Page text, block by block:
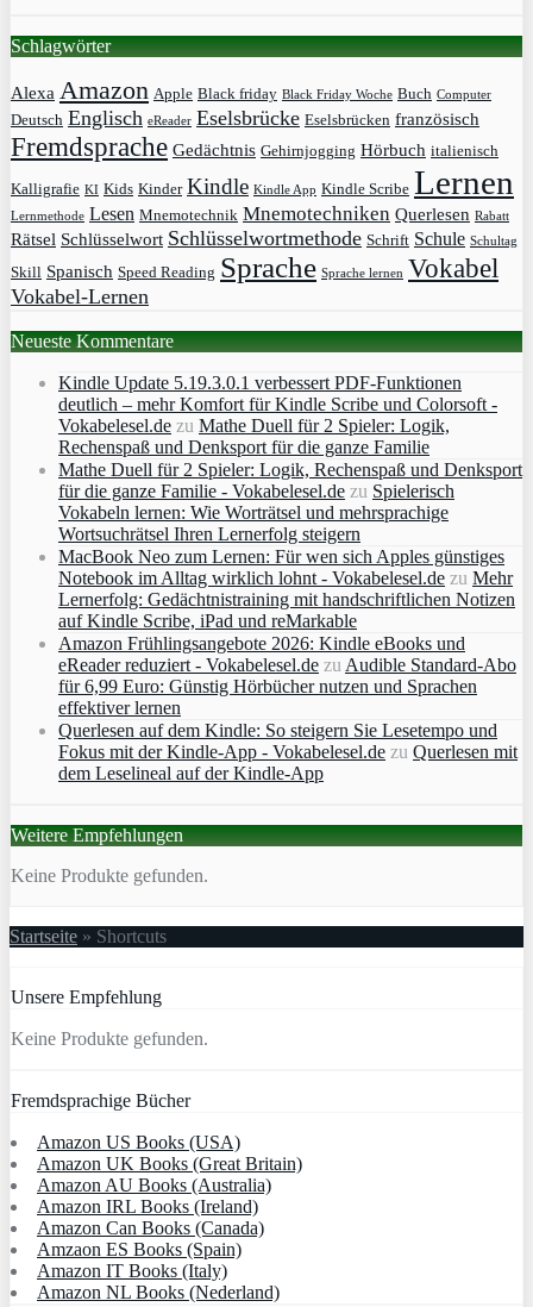
Schlagwörter
Alexa Amazon Apple Black friday Black Friday Woche Buch Computer
Deutsch Englisch eReader Eselsbrücke Eselsbrücken französisch
Fremdsprache Gedächtnis Gehirnjogging Hörbuch italienisch
Kalligrafie KI Kids Kinder Kindle Kindle App Kindle Scribe Lernen
Lernmethode Lesen Mnemotechnik Mnemotechniken Querlesen Rabatt
Rätsel Schlüsselwort Schlüsselwortmethode Schrift Schule Schultag
Skill Spanisch Speed Reading Sprache Sprache lernen Vokabel
Vokabel-Lernen
Neueste Kommentare
Kindle Update 5.19.3.0.1 verbessert PDF-Funktionen
deutlich – mehr Komfort für Kindle Scribe und Colorsoft -
Vokabelesel.de zu Mathe Duell für 2 Spieler: Logik,
Rechenspaß und Denksport für die ganze Familie
Mathe Duell für 2 Spieler: Logik, Rechenspaß und Denksport
für die ganze Familie - Vokabelesel.de zu Spielerisch
Vokabeln lernen: Wie Worträtsel und mehrsprachige
Wortsuchrätsel Ihren Lernerfolg steigern
MacBook Neo zum Lernen: Für wen sich Apples günstiges
Notebook im Alltag wirklich lohnt - Vokabelesel.de zu Mehr
Lernerfolg: Gedächtnistraining mit handschriftlichen Notizen
auf Kindle Scribe, iPad und reMarkable
Amazon Frühlingsangebote 2026: Kindle eBooks und
eReader reduziert - Vokabelesel.de zu Audible Standard-Abo
für 6,99 Euro: Günstig Hörbücher nutzen und Sprachen
effektiver lernen
Querlesen auf dem Kindle: So steigern Sie Lesetempo und
Fokus mit der Kindle-App - Vokabelesel.de zu Querlesen mit
dem Leselineal auf der Kindle-App
Weitere Empfehlungen
Keine Produkte gefunden.
Startseite » Shortcuts
Unsere Empfehlung
Keine Produkte gefunden.
Fremdsprachige Bücher
Amazon US Books (USA)
Amazon UK Books (Great Britain)
Amazon AU Books (Australia)
Amazon IRL Books (Ireland)
Amazon Can Books (Canada)
Amzaon ES Books (Spain)
Amazon IT Books (Italy)
Amazon NL Books (Nederland)